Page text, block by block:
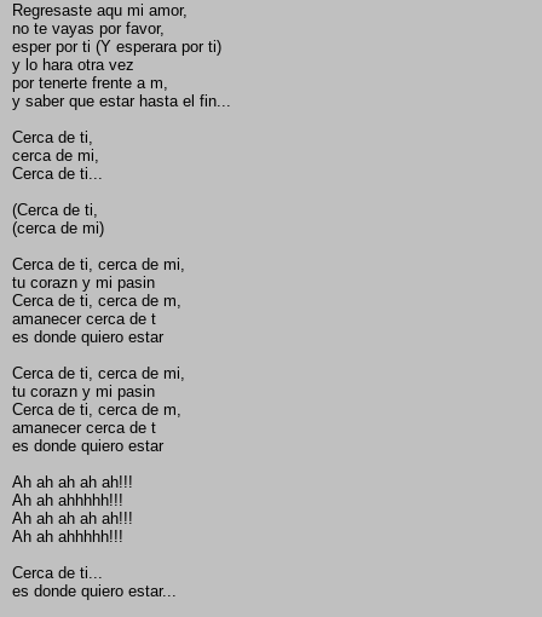
Regresaste aqu mi amor,
no te vayas por favor,
esper por ti (Y esperara por ti)
y lo hara otra vez
por tenerte frente a m,
y saber que estar hasta el fin...
Cerca de ti,
cerca de mi,
Cerca de ti...
(Cerca de ti,
(cerca de mi)
Cerca de ti, cerca de mi,
tu corazn y mi pasin
Cerca de ti, cerca de m,
amanecer cerca de t
es donde quiero estar
Cerca de ti, cerca de mi,
tu corazn y mi pasin
Cerca de ti, cerca de m,
amanecer cerca de t
es donde quiero estar
Ah ah ah ah ah!!!
Ah ah ahhhhh!!!
Ah ah ah ah ah!!!
Ah ah ahhhhh!!!
Cerca de ti...
es donde quiero estar...